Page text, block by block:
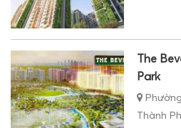
The
Park
Phường
Thành